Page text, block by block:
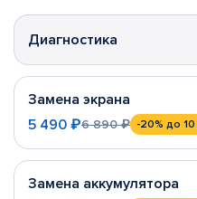
Диагностика
Замена экрана
5 490 ₽6 890 ₽ -20% до 10
Замена аккумулятора